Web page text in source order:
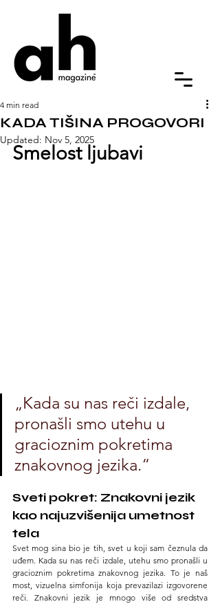
KADA TIŠINA PROGOVORI
4 min read
Updated: Nov 5, 2025
Smelost ljubavi
„Kada su nas reči izdale,
pronašli smo utehu u
gracioznim pokretima
znakovnog jezika.“
Sveti pokret: Znakovni jezik
kao najuzvišenija umetnost
tela
Svet mog sina bio je tih, svet u koji sam čeznula da
uđem. Kada su nas reči izdale, utehu smo pronašli u
gracioznim pokretima znakovnog jezika. To je naš
most, vizuelna simfonija koja prevazilazi izgovorene
reči. Znakovni jezik je mnogo više od sredstva